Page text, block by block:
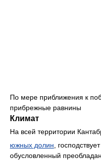
По мере приближения к
прибрежные равнины
Климат
На всей территории
южных долин , господствует
обусловленный